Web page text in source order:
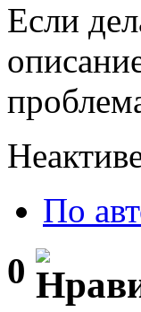
Если
По
0